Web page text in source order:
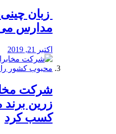
زبان
مدارس
اکتبر 21, 2019
شرکت
زرین
کسب کرد